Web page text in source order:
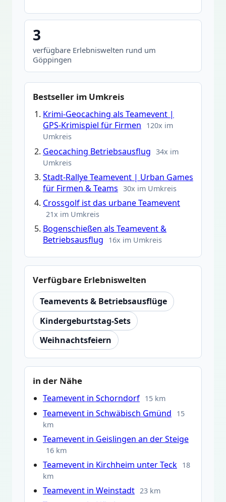
3
verfügbare Erlebniswelten rund um
Göppingen
Bestseller im Umkreis
Krimi-Geocaching als Teamevent |
GPS-Krimispiel für Firmen
120x im
Umkreis
Geocaching Betriebsausflug 34x im
Umkreis
Stadt-Rallye Teamevent | Urban Games
für Firmen & Teams 30x im Umkreis
Crossgolf ist das urbane Teamevent
21x im Umkreis
Bogenschießen als Teamevent &
Betriebsausflug
16x im Umkreis
Verfügbare Erlebniswelten
Teamevents & Betriebsausflüge
Kindergeburtstag-Sets
Weihnachtsfeiern
in der Nähe
Teamevent in Schorndorf 15 km
Teamevent in Schwäbisch Gmünd
15
km
Teamevent in Geislingen an der Steige
16 km
Teamevent in Kirchheim unter Teck 18
km
Teamevent in Weinstadt 23 km